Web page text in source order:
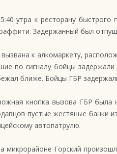
утра к ресторану
Задержанный был
к алкомаркету,
по сигналу бойцы задержали
ближе. Бойцы ГБР
кнопка вызова ГБР
пустые жестяные банки
автопатрулю.
микрорайоне Горский